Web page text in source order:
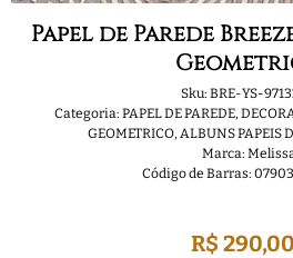
Papel de Parede Breeze
Sku: BRE-YS-
Categoria: PAPEL DE PAREDE,
GEOMETRICO,ALBUNS PAPEIS
Marca:
Código de Barras:
R$ 290,00